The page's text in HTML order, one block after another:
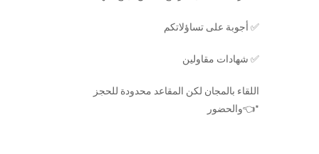
أجوبة على تساؤلاتكم ✅
شهادات مقاولين ✅
اللقاء بالمجان لكن المقاعد محدودة للحجز
والحضور👈*